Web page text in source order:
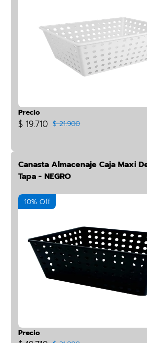
Precio
$ 19.710 $ 21.900
Canasta Almacenaje Caja Maxi
Tapa - NEGRO
10% Off
Precio